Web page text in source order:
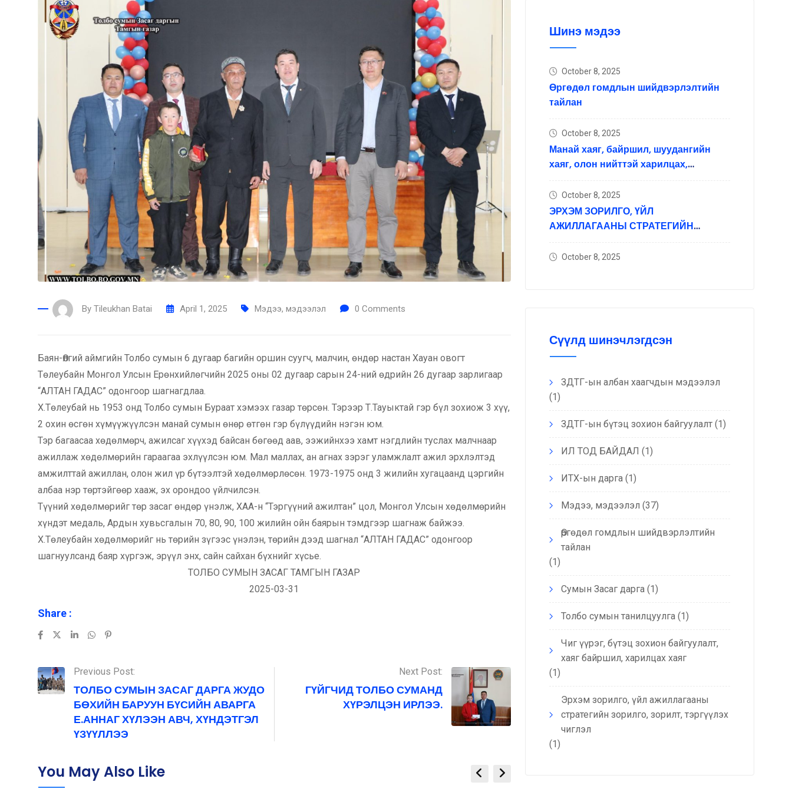
By Tileukhan Batai April 1, 2025 Мэдээ, мэдээлэл 0 Comments
Баян-Өлгий аймгийн Толбо сумын 6 дугаар багийн оршин суугч, малчин, өндөр настан Хауан овогт
Төлеубайн Монгол Улсын Ерөнхийлөгчийн 2025 оны 02 дугаар сарын 24-ний өдрийн 26 дугаар зарлигаар
“АЛТАН ГАДАС” одонгоор шагнагдлаа.
Х.Төлеубай нь 1953 онд Толбо сумын Бураат хэмээх газар төрсөн. Тэрээр Т.Тауыктай гэр бүл зохиож 3 хүү,
2 охин өсгөн хүмүүжүүлсэн манай сумын өнөр өтгөн гэр бүлүүдийн нэгэн юм.
Тэр багаасаа хөдөлмөрч, ажилсаг хүүхэд байсан бөгөөд аав, ээжийнхээ хамт нэгдлийн туслах малчнаар
ажиллаж хөдөлмөрийн гараагаа эхлүүлсэн юм. Мал маллах, ан агнах зэрэг уламжлалт ажил эрхлэлтэд
амжилттай ажиллан, олон жил үр бүтээлтэй хөдөлмөрлөсөн. 1973-1975 онд 3 жилийн хугацаанд цэргийн
албаа нэр төртэйгөөр хааж, эх орондоо үйлчилсэн.
Түүний хөдөлмөрийг төр засаг өндөр үнэлж, ХАА-н “Тэргүүний ажилтан” цол, Монгол Улсын хөдөлмөрийн
хүндэт медаль, Ардын хувьсгалын 70, 80, 90, 100 жилийн ойн баярын тэмдгээр шагнаж байжээ.
Х.Төлеубайн хөдөлмөрийг нь төрийн зүгээс үнэлэн, төрийн дээд шагнал “АЛТАН ГАДАС” одонгоор
шагнуулсанд баяр хүргэж, эрүүл энх, сайн сайхан бүхнийг хүсье.
ТОЛБО СУМЫН ЗАСАГ ТАМГЫН ГАЗАР
2025-03-31
Share :
LinkedInWhatsapp
Pinterest
Previous Post:
ТОЛБО СУМЫН ЗАСАГ ДАРГА ЖУДО
БӨХИЙН БАРУУН БҮСИЙН АВАРГА
Е.АННАГ ХҮЛЭЭН АВЧ, ХҮНДЭТГЭЛ
ҮЗҮҮЛЛЭЭ
Next Post:
ГҮЙГЧИД ТОЛБО СУМАНД
ХҮРЭЛЦЭН ИРЛЭЭ.
You May Also Like
Шинэ мэдээ
October 8, 2025
Өргөдөл гомдлын шийдвэрлэлтийн
тайлан
October 8, 2025
Манай хаяг, байршил, шуудангийн
хаяг, олон нийттэй харилцах,
сүлжээний хаяг
October 8, 2025
ЭРХЭМ ЗОРИЛГО, ҮЙЛ
АЖИЛЛАГААНЫ СТРАТЕГИЙН
October 8, 2025
Сүүлд шинэчлэгдсэн
ЗДТГ-ын албан хаагчдын мэдээлэл
(1)
ЗДТГ-ын бүтэц зохион байгуулалт(1)
ИЛ ТОД БАЙДАЛ (1)
ИТХ-ын дарга(1)
Мэдээ, мэдээлэл (37)
Өргөдөл гомдлын шийдвэрлэлтийн
тайлан
(1)
Сумын Засаг дарга(1)
Толбо сумын танилцуулга(1)
Чиг үүрэг, бүтэц зохион байгуулалт,
хаяг байршил, харилцах хаяг
(1)
Эрхэм зорилго, үйл ажиллагааны
стратегийн зорилго, зорилт, тэргүүлэх
чиглэл
(1)